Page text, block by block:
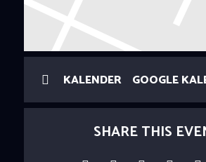
KALENDER GOOGLE
SHARE THIS